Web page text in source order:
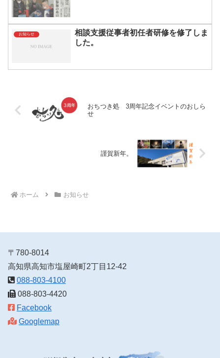
お知らせ
相談支援従事者初任者研修を修了しま
した。
おちつき処 3周年記念イベントのおしら
せ
謹賀新年。
ホーム お知らせ
〒780-8014
高知県高知市塩屋崎町2丁目12-42
088-803-4100
088-803-4420
Facebook
Googlemap